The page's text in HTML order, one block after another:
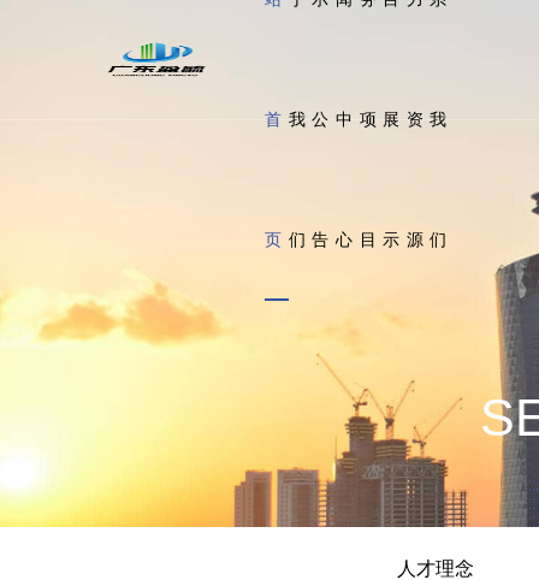
首
页
我
们
公
告
中
心
项
目
展
示
资
源
我
们
人才理念